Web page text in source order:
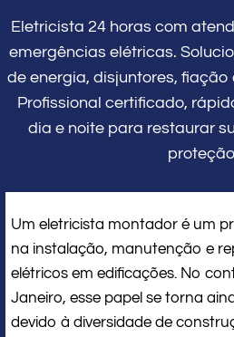
Eletricista 24 horas com
emergências elétricas.
de energia, disjuntores,
Profissional certificado,
dia e noite para restaurar
Um eletricista montador é um
na instalação, manutenção e
elétricos em edificações. No
Janeiro, esse papel se torna
devido à diversidade de